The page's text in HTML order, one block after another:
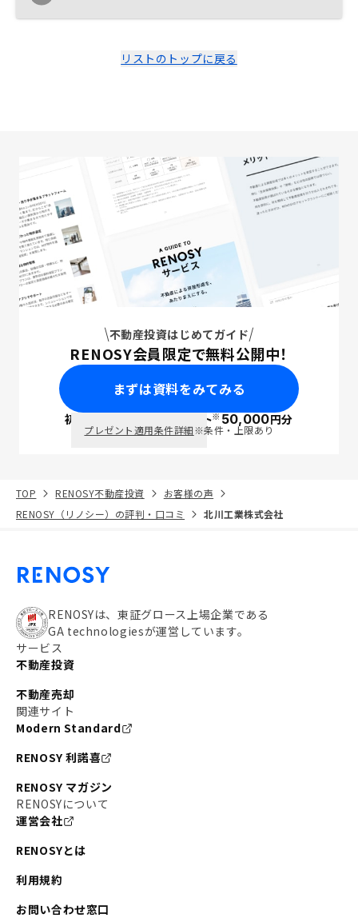
リストのトップに戻る
不動産投資はじめてガイド
RENOSY会員限定で無料公開中！
まずは資料をみてみる
初回面談で ポイント※50,000円分
プレゼント適用条件詳細※条件・上限あり
TOP RENOSY不動産投資
お客様の声
RENOSY（リノシー）の評判・口コミ
北川工業株式会社
RENOSYは、東証グロース上場企業である
GA technologiesが運営しています。
サービス
不動産投資
不動産売却
関連サイト
Modern Standard
RENOSY 利諾喜
RENOSY マガジン
RENOSYについて
運営会社
RENOSYとは
利用規約
お問い合わせ窓口